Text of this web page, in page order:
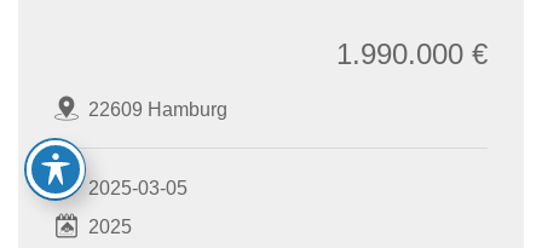
22609 Hamburg
1.990.000 €
2025-03-05
2025